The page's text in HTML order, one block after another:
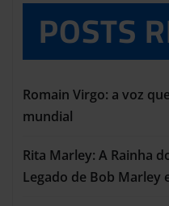
POSTS
Romain Virgo: a voz
mundial
Rita Marley: A Rainha
Legado de Bob Marley